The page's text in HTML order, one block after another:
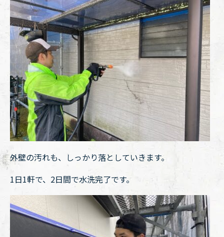
外壁の汚れも、しっかり落としていきます。
1日1軒で、2日間で水洗完了です。